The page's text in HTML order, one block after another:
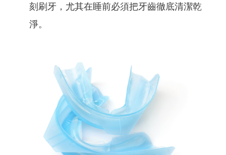
刻刷牙，尤其在睡前必須把牙齒徹底清潔乾
淨。